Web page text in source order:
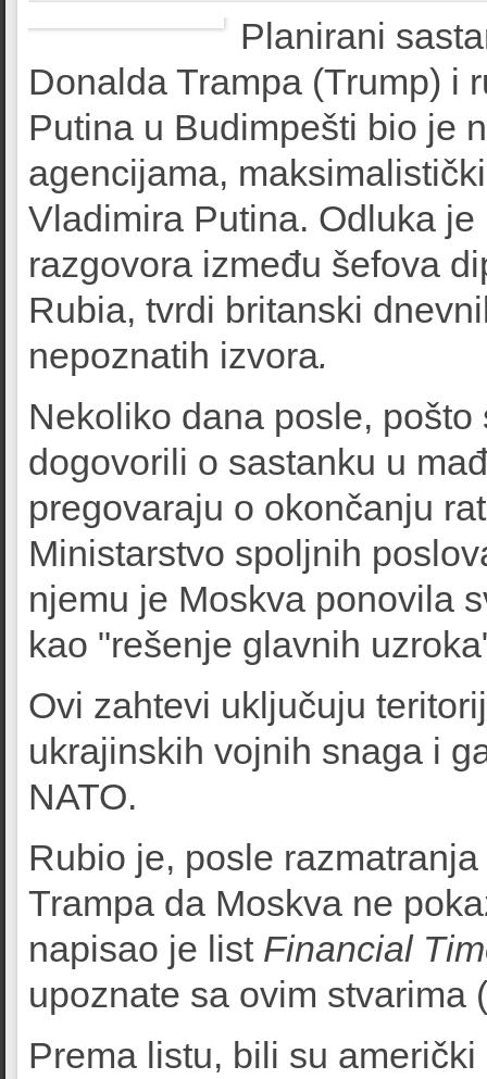
Planirani
Donalda Trampa (Trump) i
Putina u Budimpešti bio je
agencijama,
Vladimira Putina. Odluka
razgovora između šefova
Rubia, tvrdi britanski
nepoznatih izvora.
Nekoliko dana posle,
dogovorili o sastanku u
pregovaraju o okončanju
Ministarstvo spoljnih
njemu je Moskva ponovila
kao "rešenje glavnih
Ovi zahtevi uključuju
ukrajinskih vojnih snaga i
NATO.
Rubio je, posle
Trampa da Moskva ne
napisao je list Financial
upoznate sa ovim stvarima
Prema listu, bili su